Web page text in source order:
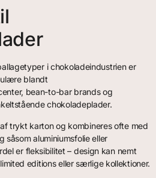
i chokoladeindustrien er
blandt
bean-to-bar brands og
chokoladeplader.
trykt karton og kombineres ofte med
aluminiumsfolie eller
er fleksibilitet – design kan nemt
editions eller særlige kollektioner.